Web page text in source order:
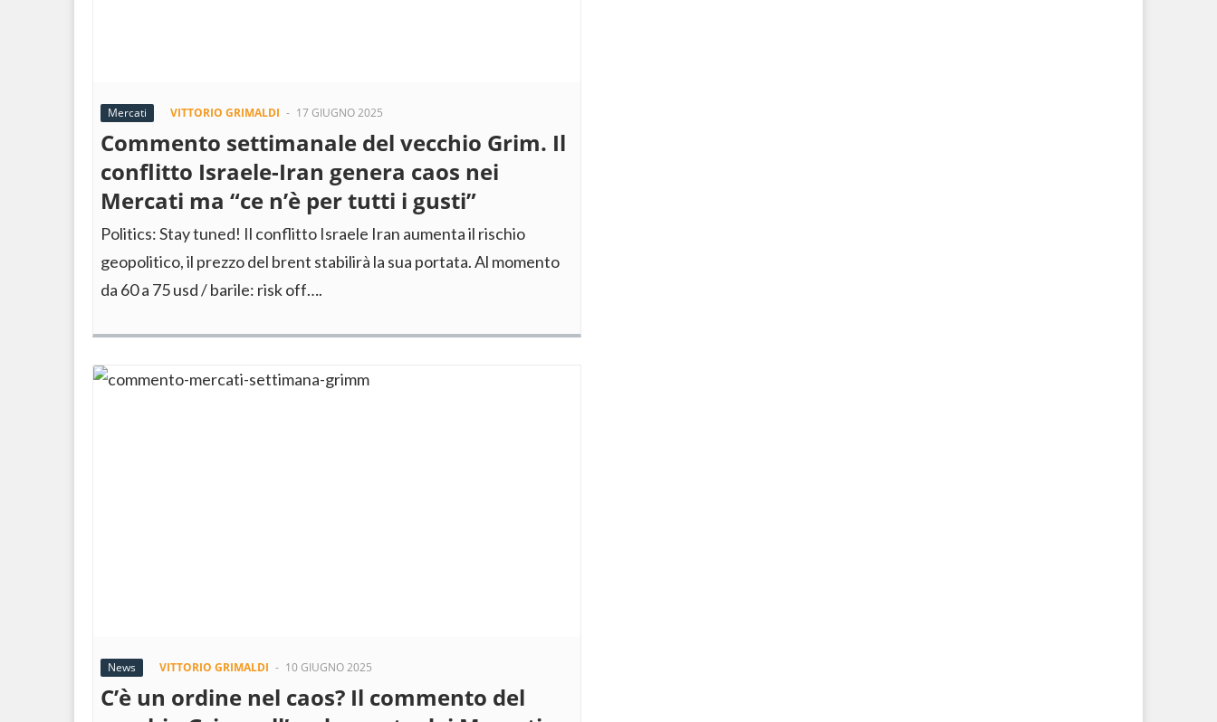
Mercati VITTORIO GRIMALDI - 17 GIUGNO 2025
Commento settimanale del vecchio Grim. Il
conflitto Israele-Iran genera caos nei
Mercati ma “ce n’è per tutti i gusti”
Politics: Stay tuned! Il conflitto Israele Iran aumenta il rischio
geopolitico, il prezzo del brent stabilirà la sua portata. Al momento
da 60 a 75 usd / barile: risk off….
News VITTORIO GRIMALDI - 10 GIUGNO 2025
C’è un ordine nel caos? Il commento del